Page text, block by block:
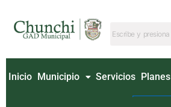
contenido
Inicio Municipio Servicios Planes